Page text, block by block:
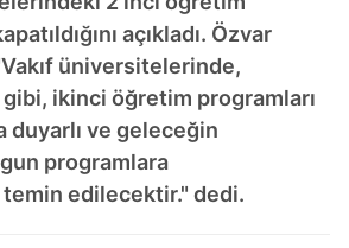
açıkladı. Özvar
üniversitelerinde,
ikinci öğretim programları
duyarlı ve geleceğin
programlara
edilecektir." dedi.